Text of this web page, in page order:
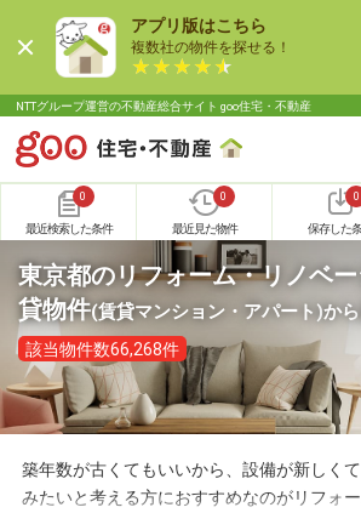
アプリ版はこちら
複数社の物件を探せる！
NTTグループ運営の不動産総合サイト goo住宅・不動産
0
最近検索した条件
0
最近見た物件
0
保存した
東京都のリフォーム・リノベ
貸物件(賃貸マンション・アパート)から
該当物件数66,268件
築年数が古くてもいいから、設備が新しく
みたいと考える方におすすめなのがリフォ